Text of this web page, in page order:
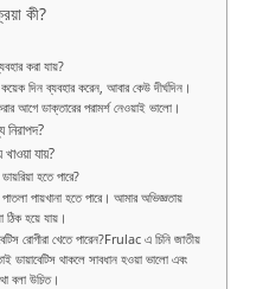
কী?
করা যায়?
দিন ব্যবহার করেন, আবার কেউ দীর্ঘদিন।
আগে ডাক্তারের পরামর্শ নেওয়াই ভালো।
যায়?
হতে পারে?
পায়খানা হতে পারে। আমার অভিজ্ঞতায়
হয়ে যায়।
রোগীরা খেতে পারেন?Frulac এ চিনি জাতীয়
ডায়াবেটিস থাকলে সাবধান হওয়া ভালো এবং
বলা উচিত।